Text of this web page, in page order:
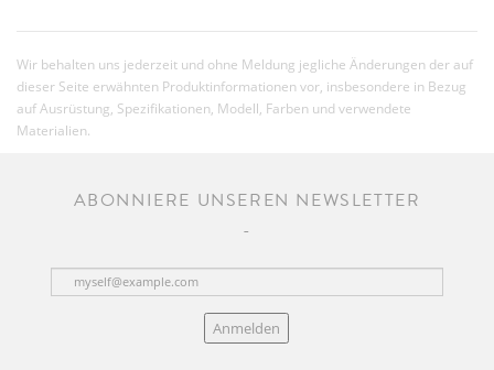
Wir behalten uns jederzeit und ohne Meldung jegliche Änderungen der auf
dieser Seite erwähnten Produktinformationen vor, insbesondere in Bezug
auf Ausrüstung, Spezifikationen, Modell, Farben und verwendete
Materialien.
ABONNIERE UNSEREN NEWSLETTER
Anmelden